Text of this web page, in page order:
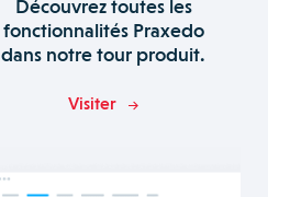
Découvrez toutes les
fonctionnalités Praxedo
dans notre tour produit.
Visiter